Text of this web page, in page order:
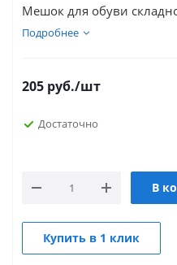
Мешок для обуви
Подробнее
205 руб./шт
Достаточно
В
Купить в 1 клик